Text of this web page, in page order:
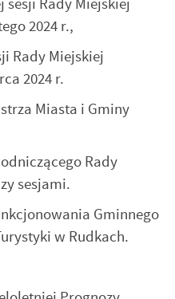
2024 r.,
Rady Miejskiej
2024 r.
Miasta i Gminy
Rady
sesjami.
Gminnego
w Rudkach.
przeglądanej witryny
pojawić się na
firm będących naszymi
usług. Firmy te działają
nasze treści w
mediów